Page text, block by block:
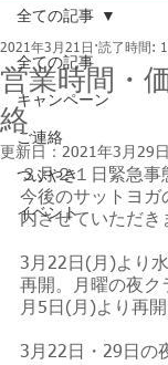
全ての記事
キャンペーン
ご連絡
つぶやき
イベント
全ての記事
営業時間・
絡
2021年3月21日 読了時間:
更新日： 2021年3月29日
３月２１日緊急事
今後のサットヨガ
内させていただき
3月22日(月)より
再開。月曜の夜ク
月5日(月)より再開
3月22日・29日の